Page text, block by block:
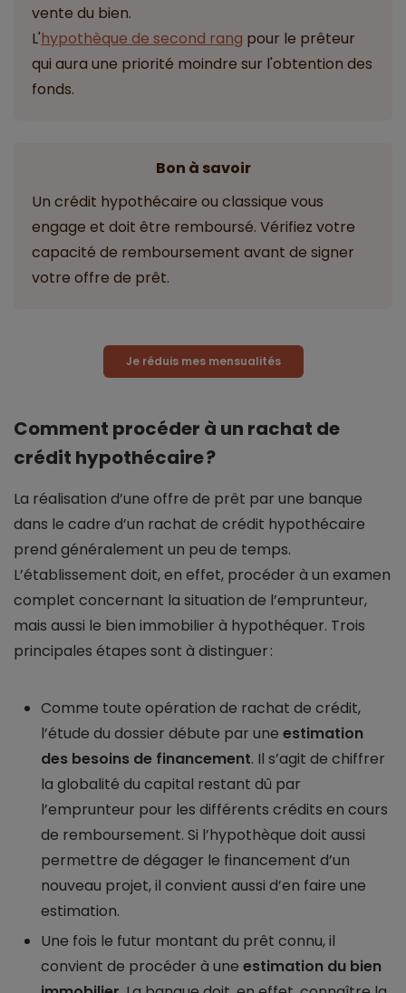
vente du bien.
L'hypothèque de second rang pour le prêteur
qui aura une priorité moindre sur l'obtention des
fonds.
Bon à savoir
Un crédit hypothécaire ou classique vous
engage et doit être remboursé. Vérifiez votre
capacité de remboursement avant de signer
votre offre de prêt.
Je réduis mes mensualités
Comment procéder à un rachat de
crédit hypothécaire ?
La réalisation d’une offre de prêt par une banque
dans le cadre d’un rachat de crédit hypothécaire
prend généralement un peu de temps.
L’établissement doit, en effet, procéder à un examen
complet concernant la situation de l’emprunteur,
mais aussi le bien immobilier à hypothéquer. Trois
principales étapes sont à distinguer :
Comme toute opération de rachat de crédit,
l’étude du dossier débute par une estimation
des besoins de financement. Il s’agit de chiffrer
la globalité du capital restant dû par
l’emprunteur pour les différents crédits en cours
de remboursement. Si l’hypothèque doit aussi
permettre de dégager le financement d’un
nouveau projet, il convient aussi d’en faire une
estimation.
Une fois le futur montant du prêt connu, il
convient de procéder à une estimation du bien